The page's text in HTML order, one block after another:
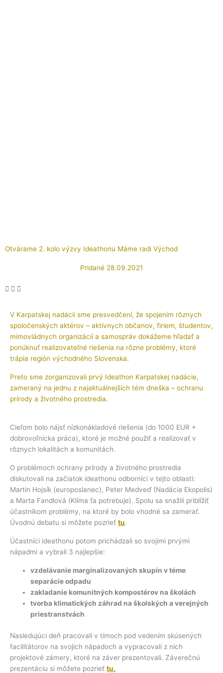
Otvárame 2. kolo výzvy Ideathonu Máme radi Východ
Pridané 28.09.2021
V Karpatskej nadácii sme presvedčení, že spojením rôznych
spoločenských aktérov – aktívnych občanov, firiem, študentov,
mimovládnych organizácií a samospráv dokážeme hľadať a
ponúknuť realizovateľné riešenia na rôzne problémy, ktoré
trápia región východného Slovenska.
Preto sme zorganizovali prvý Ideathon Karpatskej nadácie,
zameraný na jednu z najaktuálnejších tém dneška – ochranu
prírody a životného prostredia.
Cieľom bolo nájsť nízkonákladové riešenia (do 1000 EUR +
dobrovoľnícka práca), ktoré je možné použiť a realizovať v
rôznych lokalitách a komunitách.
O problémoch ochrany prírody a životného prostredia
diskutovali na začiatok ideathonu odborníci v tejto oblasti:
Martin Hojsík (europoslanec), Peter Medveď (Nadácia Ekopolis)
a Marta Fandlová (Klíma ťa potrebuje). Spolu sa snažili priblížiť
účastníkom problémy, na ktoré by bolo vhodné sa zamerať.
Úvodnú debatu si môžete pozrieť tu.
Účastníci ideathonu potom prichádzali so svojimi prvými
nápadmi a vybrali 3 najlepšie:
vzdelávanie marginalizovaných skupín v téme
separácie odpadu
zakladanie komunitných kompostérov na školách
tvorba klimatických záhrad na školských a verejných
priestranstvách
Nasledujúci deň pracovali v tímoch pod vedením skúsených
facilitátorov na svojich nápadoch a vypracovali z nich
projektové zámery, ktoré na záver prezentovali. Záverečnú
prezentáciu si môžete pozrieť tu.